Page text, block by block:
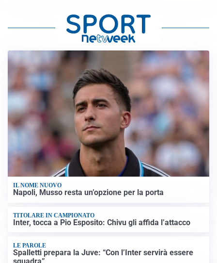
IL NOME NUOVO
Napoli, Musso resta un’opzione per la porta
TITOLARE IN CAMPIONATO
Inter, tocca a Pio Esposito: Chivu gli affida l’attacco
LE PAROLE
Spalletti prepara la Juve: “Con l’Inter servirà essere